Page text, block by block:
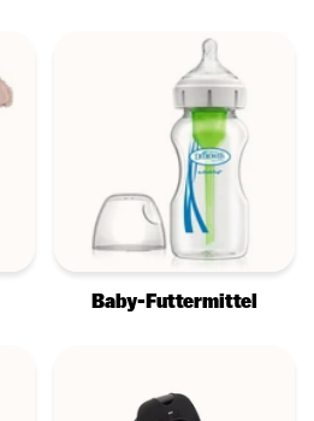
Baby-Futtermittel